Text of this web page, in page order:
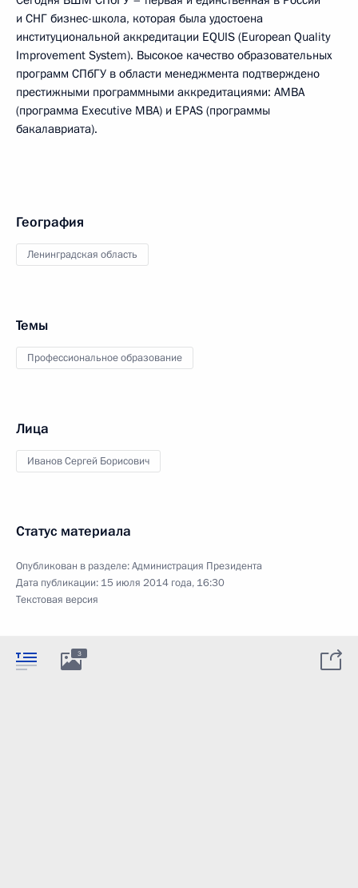
и СНГ бизнес-школа, которая была удостоена
институциональной аккредитации EQUIS (European Quality
Improvement System). Высокое качество образовательных
программ СПбГУ в области менеджмента подтверждено
престижными программными аккредитациями: AMBA
(программа Executive MBA) и EPAS (программы
бакалавриата).
География
Ленинградская область
Темы
Профессиональное образование
Лица
Иванов Сергей Борисович
Статус материала
Опубликован в разделе:Администрация Президента
Дата публикации: 15 июля 2014 года, 16:30
Текстовая версия
3